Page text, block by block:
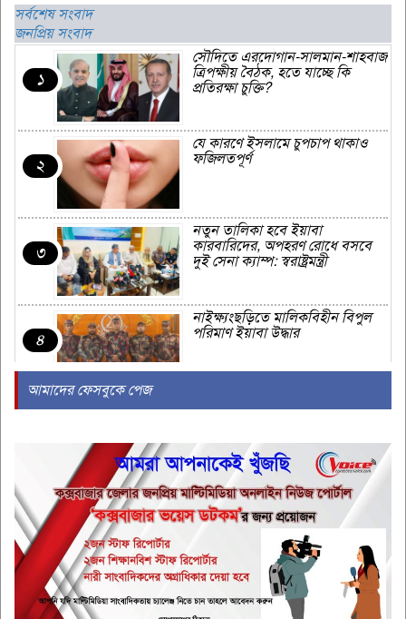
সর্বশেষ সংবাদ
জনপ্রিয় সংবাদ
১
সৌদিতে এরদোগান-সালমান-শাহবাজ
ত্রিপক্ষীয় বৈঠক, হতে যাচ্ছে কি
প্রতিরক্ষা চুক্তি?
২
যে কারণে ইসলামে চুপচাপ থাকাও
ফজিলতপূর্ণ
৩
নতুন তালিকা হবে ইয়াবা
কারবারিদের, অপহরণ রোধে বসবে
দুই সেনা ক্যাম্প: স্বরাষ্ট্রমন্ত্রী
৪
নাইক্ষ্যংছড়িতে মালিকবিহীন বিপুল
পরিমাণ ইয়াবা উদ্ধার
৬
তৃতীয় শ্রেণির কর্মচারী ফারুকের
ডিলার ব্যবসা, উপজেলা প্রশাসনের
বিরুদ্ধে অনৈতিক সুবিধা দেওয়ার
৭
তনু হত্যা: সাবেক সেনাসদস্য
হাফিজুরের জামিন বাতিল,
আত্মসমর্পণের নির্দেশ
আমাদের ফেসবুকে পেজ